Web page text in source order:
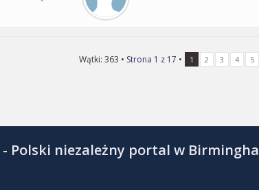
Wątki: 363 • Strona 1 z 17 • 1 2 3 4 5
Polski niezależny portal w